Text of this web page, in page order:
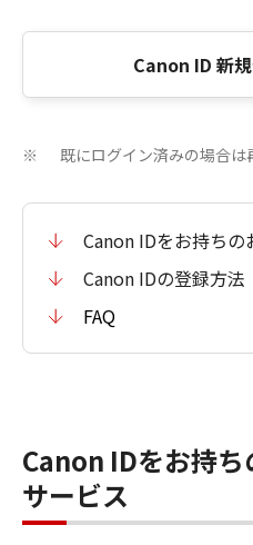
Canon ID 新
※ 既にログイン済みの場合は
Canon IDをお持ち
Canon IDの登録方法
FAQ
Canon IDをお持
サービス